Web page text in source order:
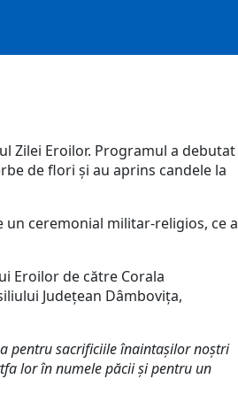
Zilei Eroilor. Programul a debutat
de flori și au aprins candele la
ceremonial militar-religios, ce a
Eroilor de către Corala
Județean Dâmbovița,
pentru sacrificiile înaintașilor noștri
lor în numele păcii și pentru un